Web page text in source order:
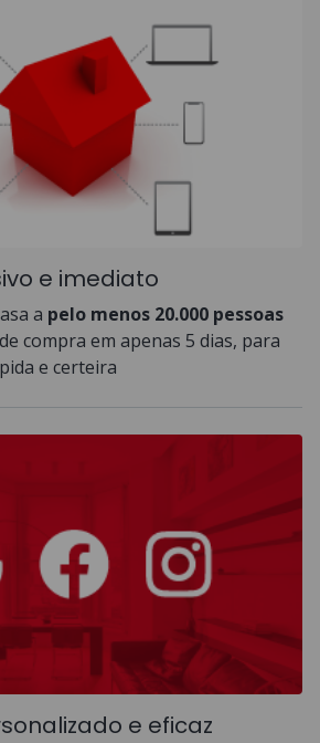
e imediato
a pelo menos 20.000 pessoas
compra em apenas 5 dias, para
e certeira
e eficaz